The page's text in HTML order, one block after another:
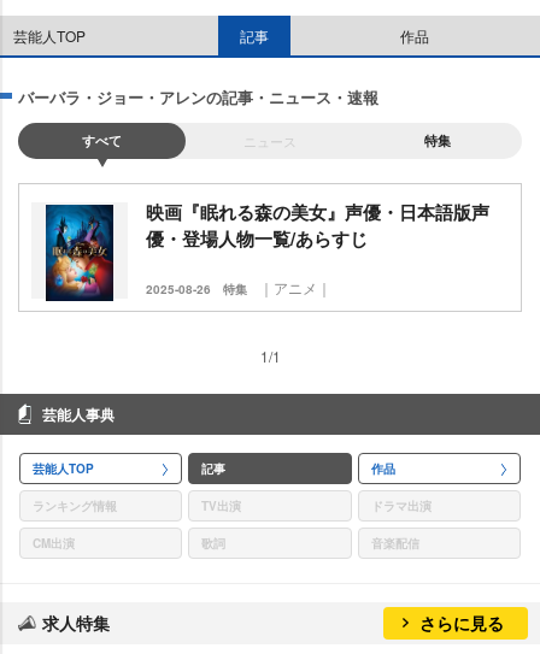
芸能人TOP 記事 作品
バーバラ・ジョー・アレンの記事・ニュース・速報
すべて ニュース 特集
映画『眠れる森の美女』声優・日本語版声
優・登場人物一覧/あらすじ
2025-08-26 特集 ｜アニメ｜
1/1
芸能人事典
芸能人TOP 記事 作品
ランキング情報 TV出演 ドラマ出演
CM出演 歌詞 音楽配信
求人特集 さらに見る